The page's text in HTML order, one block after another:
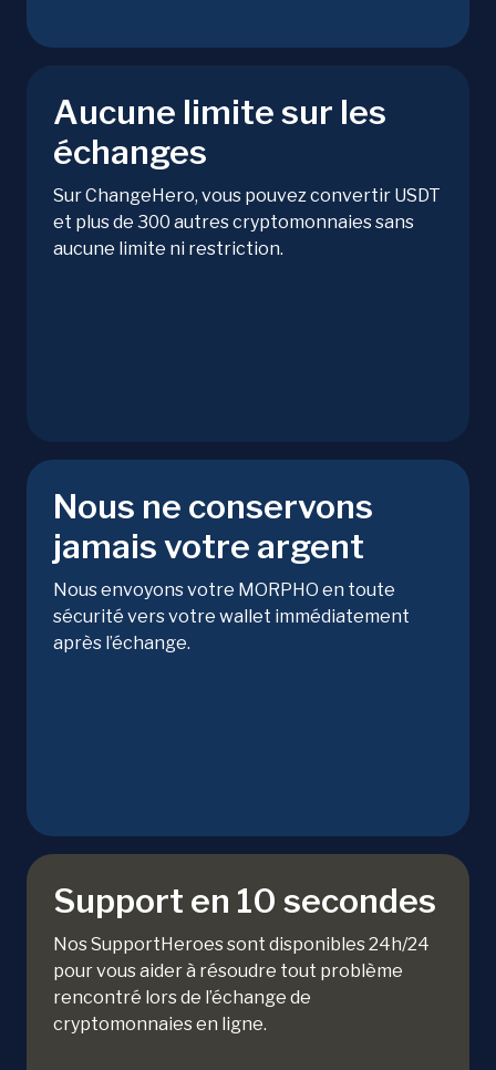
Aucune limite sur les
échanges
Sur ChangeHero, vous pouvez convertir USDT
et plus de 300 autres cryptomonnaies sans
aucune limite ni restriction.
Nous ne conservons
jamais votre argent
Nous envoyons votre MORPHO en toute
sécurité vers votre wallet immédiatement
après l’échange.
Support en 10 secondes
Nos SupportHeroes sont disponibles 24h/24
pour vous aider à résoudre tout problème
rencontré lors de l’échange de
cryptomonnaies en ligne.